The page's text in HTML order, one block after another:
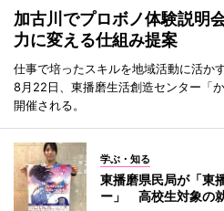
加古川でプロボノ体験説
力に変える仕組み提案
仕事で培ったスキルを地域活動に活か
8月22日、東播磨生活創造センター「
開催される。
学ぶ・知る
東播磨県民局が「東
ー」 高校生対象の